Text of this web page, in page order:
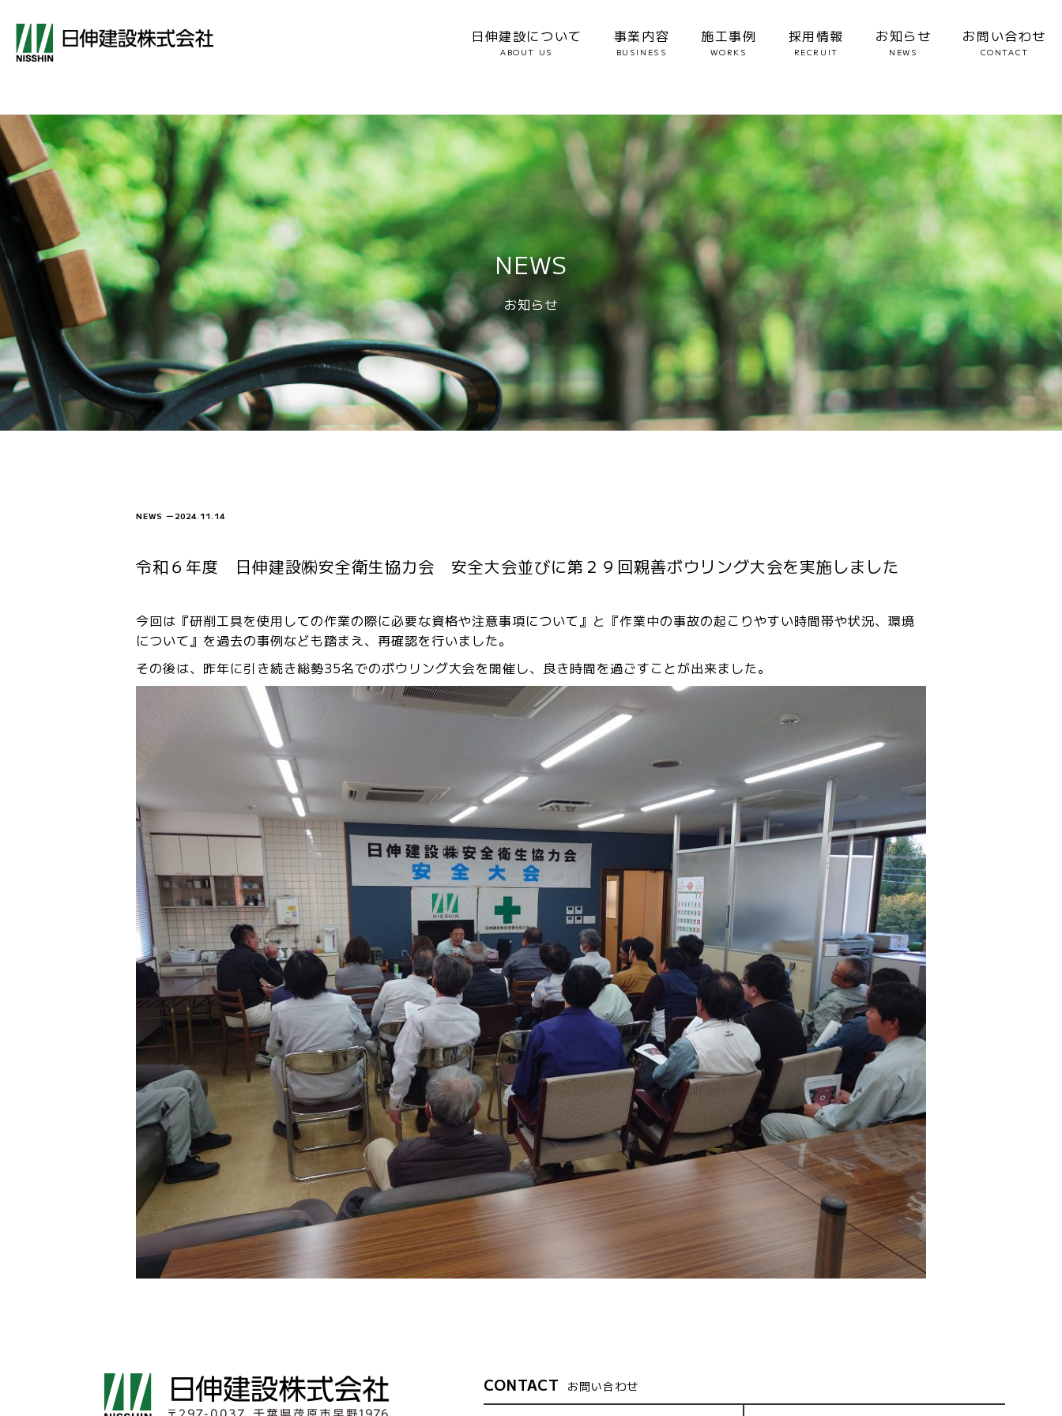
日伸建設について
ABOUT US
事業内容
BUSINESS
施工事例
WORKS
採用情報
RECRUIT
お知らせ
NEWS
お問い合わせ
CONTACT
NEWS
お知らせ
NEWS ー2024.11.14
令和６年度 日伸建設㈱安全衛生協力会 安全大会並びに第２９回親善ボウリング大会を実施しました
今回は『研削工具を使用しての作業の際に必要な資格や注意事項について』と『作業中の事故の起こりやすい時間帯や状況、環境
について』を過去の事例なども踏まえ、再確認を行いました。
その後は、昨年に引き続き総勢35名でのボウリング大会を開催し、良き時間を過ごすことが出来ました。
CONTACT お問い合わせ